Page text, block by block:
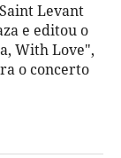
Levant
e editou o
With Love",
o concerto